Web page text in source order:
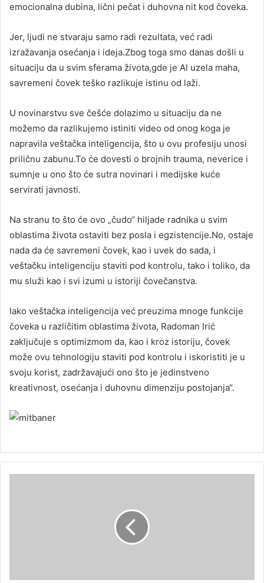
emocionalna dubina, lični pečat i duhovna nit kod čoveka.
Jer, ljudi ne stvaraju samo radi rezultata, već radi
izražavanja osećanja i ideja.Zbog toga smo danas došli u
situaciju da u svim sferama života,gde je Al uzela maha,
savremeni čovek teško razlikuje istinu od laži.
U novinarstvu sve češće dolazimo u situaciju da ne
možemo da razlikujemo istiniti video od onog koga je
napravila veštačka inteligencija, što u ovu profesiju unosi
priličnu zabunu.To će dovesti o brojnih trauma, neverice i
sumnje u ono što će sutra novinari i medijske kuće
servirati javnosti.
Na stranu to što će ovo „čudo“ hiljade radnika u svim
oblastima života ostaviti bez posla i egzistencije.No, ostaje
nada da će savremeni čovek, kao i uvek do sada, i
veštačku inteligenciju staviti pod kontrolu, tako i toliko, da
mu služi kao i svi izumi u istoriji čovečanstva.
Iako veštačka inteligencija već preuzima mnoge funkcije
čoveka u različitim oblastima života, Radoman Irić
zaključuje s optimizmom da, kao i kroz istoriju, čovek
može ovu tehnologiju staviti pod kontrolu i iskoristiti je u
svoju korist, zadržavajući ono što je jedinstveno
kreativnost, osećanja i duhovnu dimenziju postojanja“.